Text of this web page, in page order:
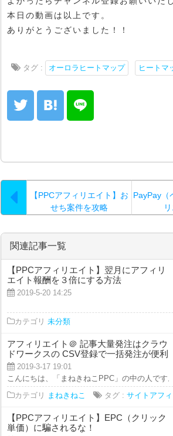
本日の動画は以上です。
ありがとうございました！！
タグ : オーロラヒートマップ ヒートマ
【PPCアフィリエイト】お
せち案件を攻略
PayPay（
関連記事一覧
【PPCアフィリエイト】翌月にアフィリ
エイト報酬を３倍にする方法
2019-5-20 14:25
カテゴリ 未分類
アフィリエイト＠ 記事大量発注はクラウ
ドワークスの CSV登録で一括発注が便利
2019-3-17 19:01
こんにちは、「まねきねこPPC」の中の人です
カテゴリ まねきねこ タグ : サイトアフ
【PPCアフィリエイト】EPC（クリック
単価）に騙されるな！